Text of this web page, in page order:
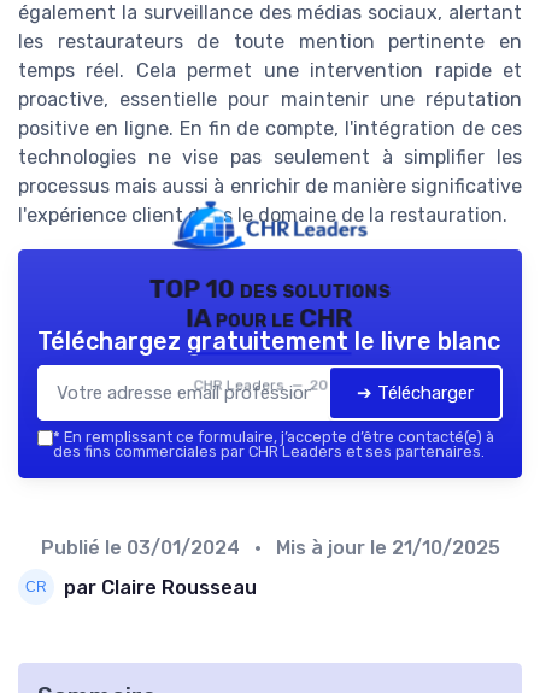
également la surveillance des médias sociaux, alertant
les restaurateurs de toute mention pertinente en
temps réel. Cela permet une intervention rapide et
proactive, essentielle pour maintenir une réputation
positive en ligne. En fin de compte, l'intégration de ces
technologies ne vise pas seulement à simplifier les
processus mais aussi à enrichir de manière significative
l'expérience client dans le domaine de la restauration.
TOP 10 des solutions
IA pour le CHR
CHR Leaders — 2026
Téléchargez gratuitement le livre blanc
➔ Télécharger
* En remplissant ce formulaire, j’accepte d’être contacté(e) à
des fins commerciales par CHR Leaders et ses partenaires.
Publié le 03/01/2024 • Mis à jour le 21/10/2025
par Claire Rousseau